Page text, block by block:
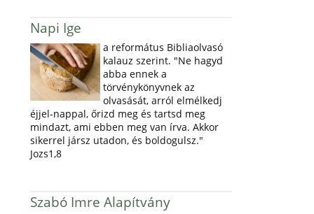
Napi Ige
a református Bibliaolvasó
kalauz szerint. "Ne hagyd
abba ennek a
törvénykönyvnek az
olvasását, arról elmélkedj
éjjel-nappal, őrizd meg és tartsd meg
mindazt, ami ebben meg van írva. Akkor
sikerrel jársz utadon, és boldogulsz."
Jozs1,8
Szabó Imre Alapítvány